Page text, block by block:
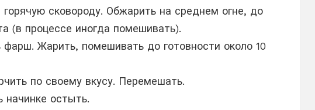
сковороду. Обжарить на среднем огне, до
(в процессе иногда помешивать).
Жарить, помешивать до готовности около 10
по своему вкусу. Перемешать.
начинке остыть.